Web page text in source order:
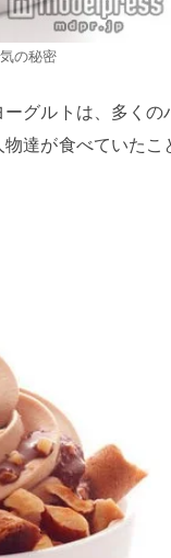
の秘密
グルトは、多くの
達が食べていたこ